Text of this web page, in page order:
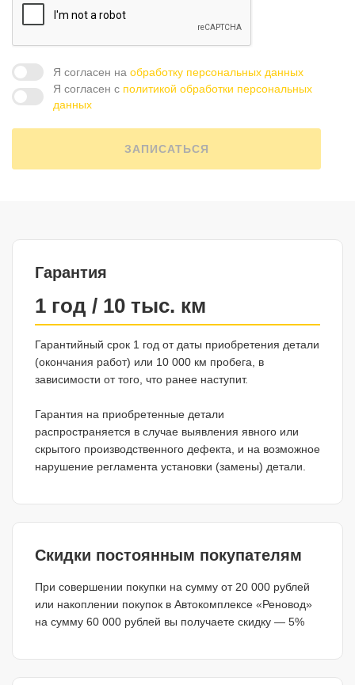
Я согласен на обработку персональных данных
Я согласен с политикой обработки персональных
данных
ЗАПИСАТЬСЯ
Гарантия
1 год / 10 тыс. км
Гарантийный срок 1 год от даты приобретения детали
(окончания работ) или 10 000 км пробега, в
зависимости от того, что ранее наступит.
Гарантия на приобретенные детали
распространяется в случае выявления явного или
скрытого производственного дефекта, и на возможное
нарушение регламента установки (замены) детали.
Скидки постоянным покупателям
При совершении покупки на сумму от 20 000 рублей
или накоплении покупок в Автокомплексе «Реновод»
на сумму 60 000 рублей вы получаете скидку — 5%